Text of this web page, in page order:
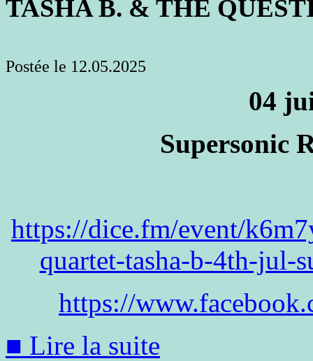
TASHA B. & THE
Postée le 12.05.2025
04
Supersonic
https://dice.fm/event/
quartet-tasha-b-4th-jul-
https://
■ Lire la suite